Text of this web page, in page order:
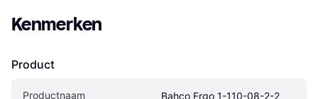
Kenmerken
Product
Productnaam Bahco Ergo 1-110-08-2-2